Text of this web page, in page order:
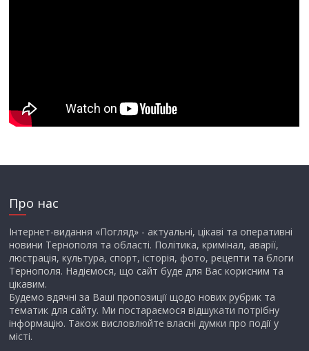
Про нас
Інтернет-видання «Погляд» - актуальні, цікаві та оперативні
новини Тернополя та області. Політика, кримінал, аварії,
люстрація, культура, спорт, історія, фото, рецепти та блоги
Тернополя. Надіємося, що сайт буде для Вас корисним та
цікавим.
Будемо вдячні за Ваші пропозиції щодо нових рубрик та
тематик для сайту. Ми постараємося відшукати потрібну
інформацію. Також висловлюйте власні думки про події у
місті.